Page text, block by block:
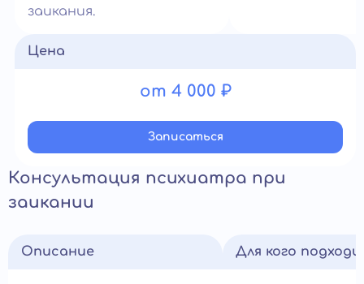
заикания.
Цена
от 4 000 ₽
Записатьcя
Консультация психиатра при
заикании
Описание Для кого